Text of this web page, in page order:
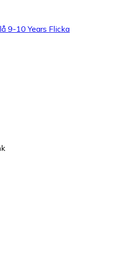
9-10 Years Flicka